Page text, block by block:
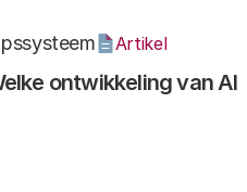
ontwikkeling van AI
Artikel